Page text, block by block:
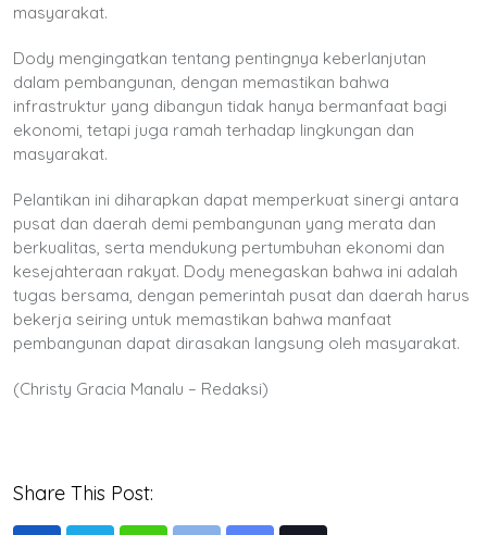
masyarakat.
Dody mengingatkan tentang pentingnya keberlanjutan
dalam pembangunan, dengan memastikan bahwa
infrastruktur yang dibangun tidak hanya bermanfaat bagi
ekonomi, tetapi juga ramah terhadap lingkungan dan
masyarakat.
Pelantikan ini diharapkan dapat memperkuat sinergi antara
pusat dan daerah demi pembangunan yang merata dan
berkualitas, serta mendukung pertumbuhan ekonomi dan
kesejahteraan rakyat. Dody menegaskan bahwa ini adalah
tugas bersama, dengan pemerintah pusat dan daerah harus
bekerja seiring untuk memastikan bahwa manfaat
pembangunan dapat dirasakan langsung oleh masyarakat.
(Christy Gracia Manalu – Redaksi)
Share This Post: